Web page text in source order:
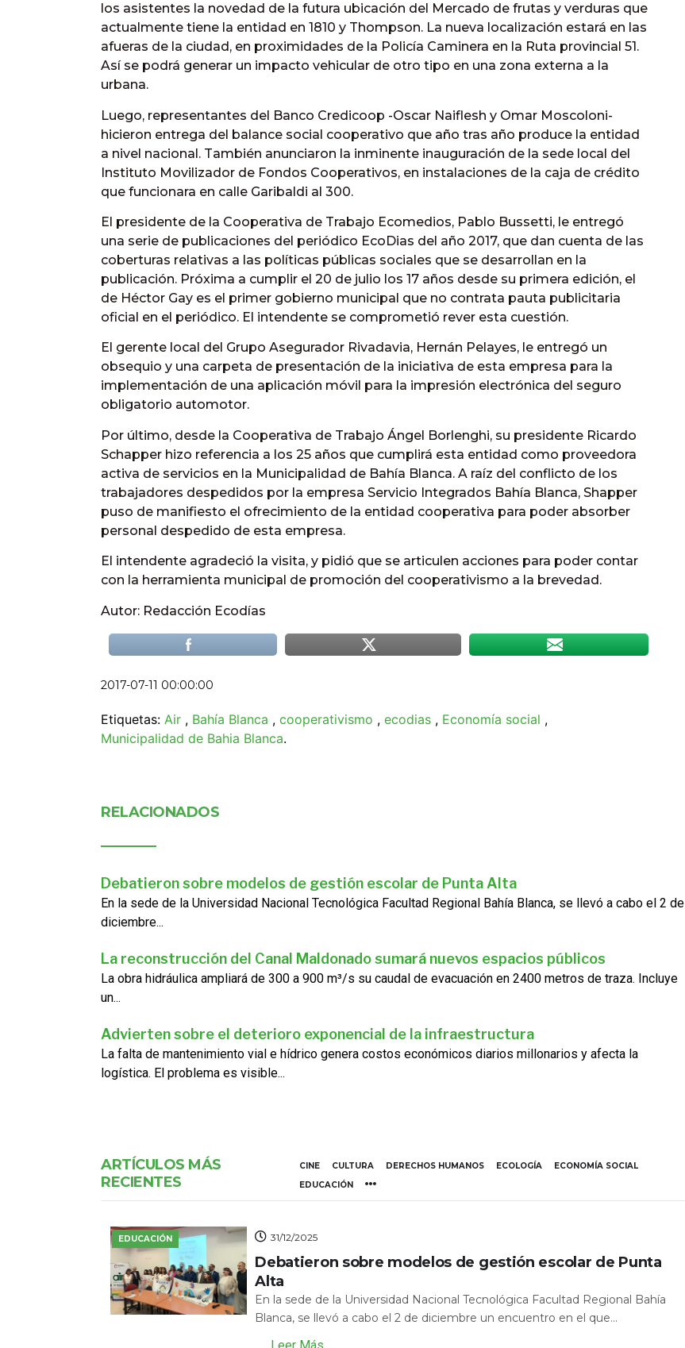
los asistentes la novedad de la futura ubicación del Mercado de frutas y verduras que
actualmente tiene la entidad en 1810 y Thompson. La nueva localización estará en las
afueras de la ciudad, en proximidades de la Policía Caminera en la Ruta provincial 51.
Así se podrá generar un impacto vehicular de otro tipo en una zona externa a la
urbana.
Luego, representantes del Banco Credicoop -Oscar Naiflesh y Omar Moscoloni-
hicieron entrega del balance social cooperativo que año tras año produce la entidad
a nivel nacional. También anunciaron la inminente inauguración de la sede local del
Instituto Movilizador de Fondos Cooperativos, en instalaciones de la caja de crédito
que funcionara en calle Garibaldi al 300.
El presidente de la Cooperativa de Trabajo Ecomedios, Pablo Bussetti, le entregó
una serie de publicaciones del periódico EcoDias del año 2017, que dan cuenta de las
coberturas relativas a las políticas públicas sociales que se desarrollan en la
publicación. Próxima a cumplir el 20 de julio los 17 años desde su primera edición, el
de Héctor Gay es el primer gobierno municipal que no contrata pauta publicitaria
oficial en el periódico. El intendente se comprometió rever esta cuestión.
El gerente local del Grupo Asegurador Rivadavia, Hernán Pelayes, le entregó un
obsequio y una carpeta de presentación de la iniciativa de esta empresa para la
implementación de una aplicación móvil para la impresión electrónica del seguro
obligatorio automotor.
Por último, desde la Cooperativa de Trabajo Ángel Borlenghi, su presidente Ricardo
Schapper hizo referencia a los 25 años que cumplirá esta entidad como proveedora
activa de servicios en la Municipalidad de Bahía Blanca. A raíz del conflicto de los
trabajadores despedidos por la empresa Servicio Integrados Bahía Blanca, Shapper
puso de manifiesto el ofrecimiento de la entidad cooperativa para poder absorber
personal despedido de esta empresa.
El intendente agradeció la visita, y pidió que se articulen acciones para poder contar
con la herramienta municipal de promoción del cooperativismo a la brevedad.
Autor: Redacción Ecodías
2017-07-11 00:00:00
Etiquetas: Air , Bahía Blanca , cooperativismo , ecodias , Economía social ,
Municipalidad de Bahia Blanca.
RELACIONADOS
Debatieron sobre modelos de gestión escolar de Punta Alta
En la sede de la Universidad Nacional Tecnológica Facultad Regional Bahía Blanca, se llevó a cabo el 2 de
diciembre...
La reconstrucción del Canal Maldonado sumará nuevos espacios públicos
La obra hidráulica ampliará de 300 a 900 m³/s su caudal de evacuación en 2400 metros de traza. Incluye
un...
Advierten sobre el deterioro exponencial de la infraestructura
La falta de mantenimiento vial e hídrico genera costos económicos diarios millonarios y afecta la
logística. El problema es visible...
ARTÍCULOS MÁS
RECIENTES
CINE CULTURA DERECHOS HUMANOS ECOLOGÍA
ECONOMÍA SOCIAL
EDUCACIÓN
EDUCACIÓN 31/12/2025
Debatieron sobre modelos de gestión escolar de Punta
Alta
En la sede de la Universidad Nacional Tecnológica Facultad Regional Bahía
Blanca, se llevó a cabo el 2 de diciembre un encuentro en el que...